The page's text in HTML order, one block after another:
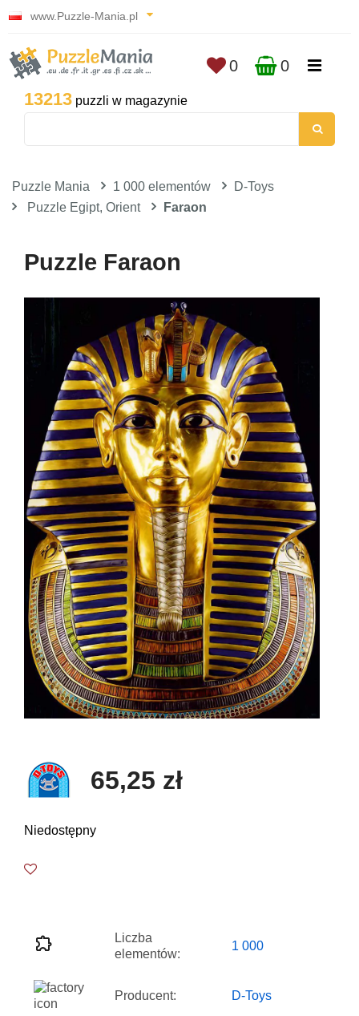
www.Puzzle-Mania.pl
13213 puzzli w magazynie
0 0
Puzzle Mania 1 000 elementów
D-Toys
Puzzle Egipt, Orient
Faraon
Puzzle Faraon
65,25 zł
Niedostępny
Liczba
elementów:
1 000
Producent: D-Toys